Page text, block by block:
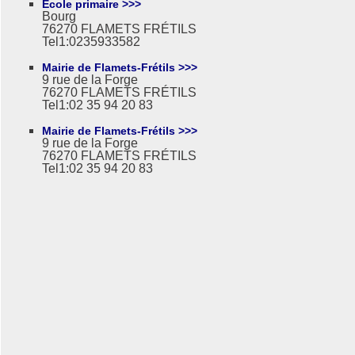
Ecole primaire >>>
Bourg
76270 FLAMETS FRÉTILS
Tel1:0235933582
Mairie de Flamets-Frétils >>>
9 rue de la Forge
76270 FLAMETS FRÉTILS
Tel1:02 35 94 20 83
Mairie de Flamets-Frétils >>>
9 rue de la Forge
76270 FLAMETS FRÉTILS
Tel1:02 35 94 20 83